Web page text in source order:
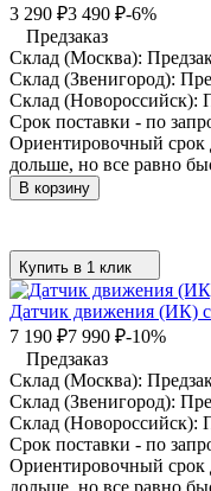
3 290 ₽3 490 ₽-6%
Предзаказ
Склад (Москва):
Склад (Звенигород):
Склад (Новороссийск):
Срок поставки - по
Ориентировочный
дольше, но все равно
В корзину
Купить в 1 клик
Датчик движения (ИК)
7 190 ₽7 990 ₽-10%
Предзаказ
Склад (Москва):
Склад (Звенигород):
Склад (Новороссийск):
Срок поставки - по
Ориентировочный
дольше, но все равно